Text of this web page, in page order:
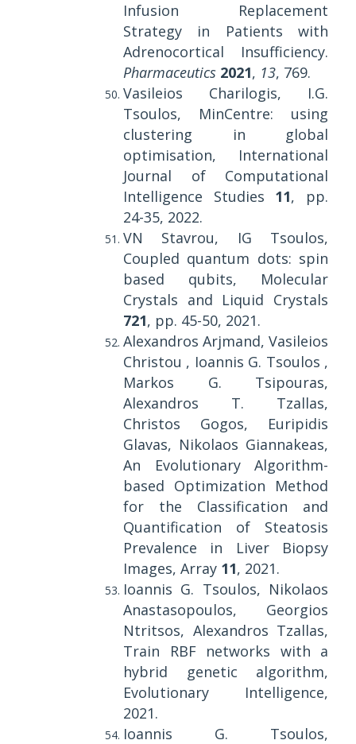
Infusion Replacement
Strategy in Patients with
Adrenocortical Insufficiency.
Pharmaceutics 2021, 13, 769.
Vasileios Charilogis, I.G.
Tsoulos, MinCentre: using
clustering in global
optimisation, International
Journal of Computational
Intelligence Studies 11, pp.
24-35, 2022.
VN Stavrou, IG Tsoulos,
Coupled quantum dots: spin
based qubits, Molecular
Crystals and Liquid Crystals
721, pp. 45-50, 2021.
Alexandros Arjmand, Vasileios
Christou , Ioannis G. Tsoulos ,
Markos G. Tsipouras,
Alexandros T. Tzallas,
Christos Gogos, Euripidis
Glavas, Nikolaos Giannakeas,
An Evolutionary Algorithm-
based Optimization Method
for the Classification and
Quantification of Steatosis
Prevalence in Liver Biopsy
Images, Array 11, 2021.
Ioannis G. Tsoulos, Nikolaos
Anastasopoulos, Georgios
Ntritsos, Alexandros Tzallas,
Train RBF networks with a
hybrid genetic algorithm,
Evolutionary Intelligence,
2021.
Ioannis G. Tsoulos,